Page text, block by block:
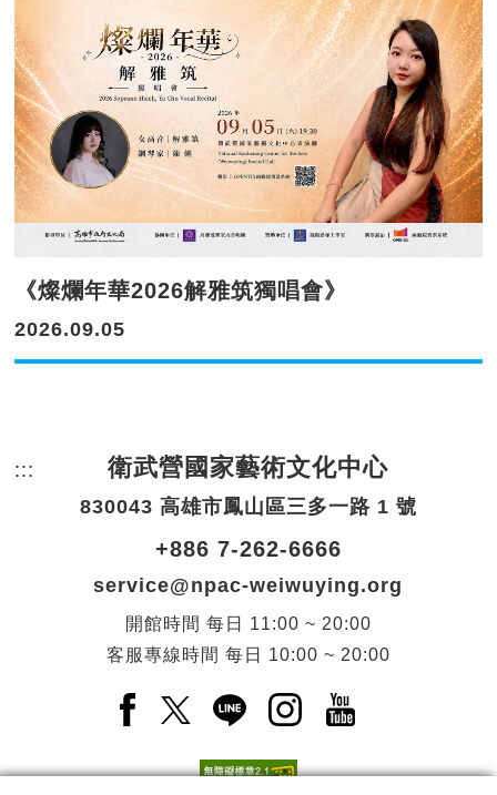
《燦爛年華2026解雅筑獨唱會》
2026.09.05
::: 頁尾網站資訊。
衛武營國家藝術文化中心
830043 高雄市鳳山區三多一路 1 號
+886 7-262-6666
service@npac-weiwuying.org
開館時間 每日
11:00 ~ 20:00
客服專線時間 每日 10:00 ~ 20:00
Facebook(另開新視窗)
X(另開新視窗)
LINE(另開新視窗)
Instagram(另開新視
YouTube(另開